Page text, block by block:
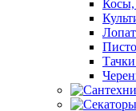
Косы,